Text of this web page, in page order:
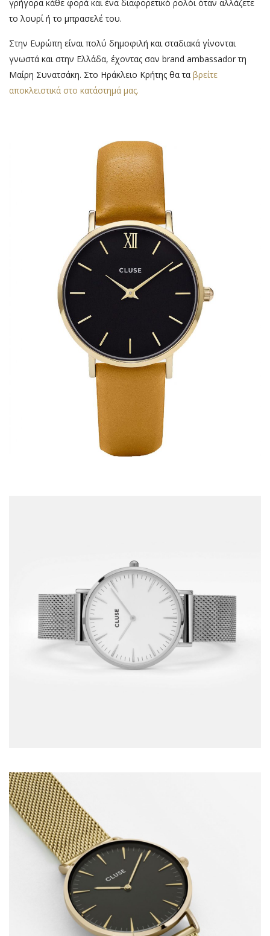
γρήγορα κάθε φορά και ένα διαφορετικό ρολόι όταν αλλάζετε
το λουρί ή το μπρασελέ του.
Στην Ευρώπη είναι πολύ δημοφιλή και σταδιακά γίνονται
γνωστά και στην Ελλάδα, έχοντας σαν brand ambassador τη
Μαίρη Συνατσάκη. Στο Ηράκλειο Κρήτης θα τα βρείτε
αποκλειστικά στο κατάστημά μας.